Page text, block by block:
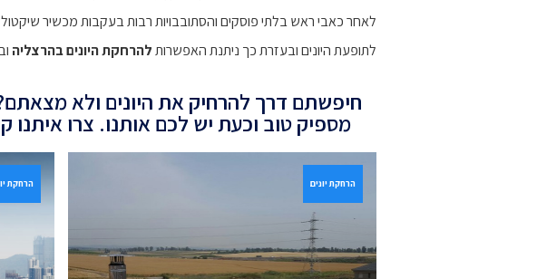
לאחר כאבי ראש בלתי פוסקים והסתובבויות רבות בעקבות מכשיר
לתופעת היונים ובעזרת כך ניתנת האפשרותלהרחקת היונים בהרצליה
חיפשתם דרך להרחיק את היונים ולא
מספיק טוב וכעת יש לכם אותנו. צרו איתנו
הרחקת יונים הרחקת